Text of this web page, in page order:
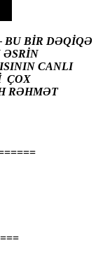
BU BİR DƏQİQƏ
ƏSRİN
CANLI
ÇOX
RƏHMƏT